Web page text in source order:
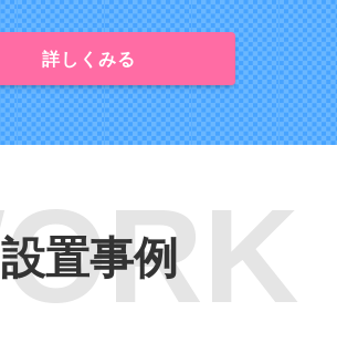
詳しくみる
設置事例